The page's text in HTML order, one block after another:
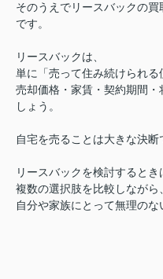
そのうえでリースバックの
です。
リースバックは、
単に「売って住み続けられる
売却価格・家賃・契約期間
しょう。
自宅を売ることは大きな決断
リースバックを検討するとき
複数の選択肢を比較しながら、
自分や家族にとって無理の